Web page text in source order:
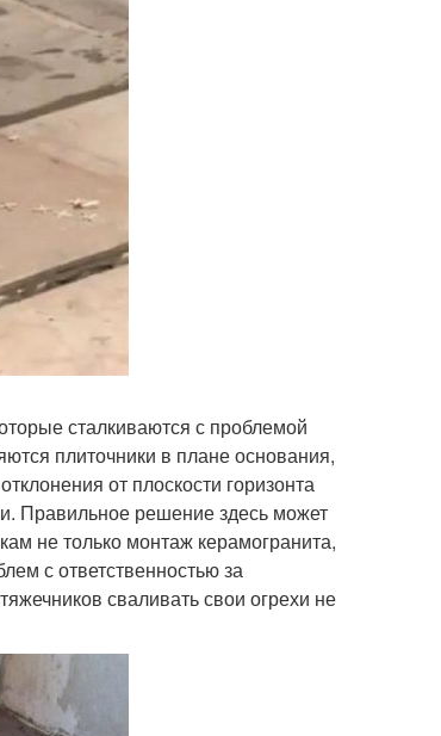
сталкиваются с проблемой
плиточники в плане основания,
от плоскости горизонта
Правильное решение здесь может
не только монтаж керамогранита,
с ответственностью за
сваливать свои огрехи не